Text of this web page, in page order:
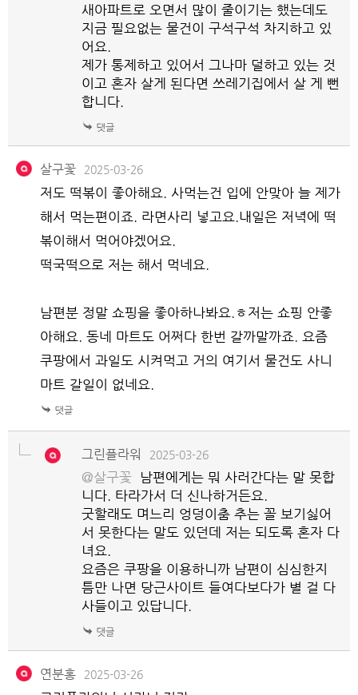
새아파트로 오면서 많이 줄이기는 했는데도
지금 필요없는 물건이 구석구석 차지하고 있
어요.
제가 통제하고 있어서 그나마 덜하고 있는 것
이고 혼자 살게 된다면 쓰레기집에서 살 게 뻔
합니다.
살구꽃 2025-03-26
저도 떡볶이 좋아해요. 사먹는건 입에 안맞아 늘 제가
해서 먹는편이죠. 라면사리 넣고요.내일은 저녁에 떡
볶이해서 먹어야겠어요.
떡국떡으로 저는 해서 먹네요.
남편분 정말 쇼핑을 좋아하나봐요.ㅎ저는 쇼핑 안좋
아해요. 동네 마트도 어쩌다 한번 갈까말까죠. 요즘
쿠팡에서 과일도 시켜먹고 거의 여기서 물건도 사니
마트 갈일이 없네요.
그린플라워 2025-03-26
@살구꽃
남편에게는 뭐 사러간다는 말 못합
니다. 타라가서 더 신나하거든요.
굿할래도 며느리 엉덩이춤 추는 꼴 보기싫어
서 못한다는 말도 있던데 저는 되도록 혼자 다
녀요.
요즘은 쿠팡을 이용하니까 남편이 심심한지
틈만 나면 당근사이트 들여다보다가 별 걸 다
사들이고 있답니다.
연분홍 2025-03-26